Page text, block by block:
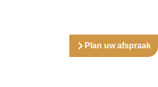
Plan uw afspraak